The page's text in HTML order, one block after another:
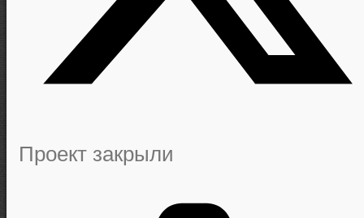
Проект закрыли